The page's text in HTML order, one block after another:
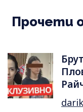
Прочети